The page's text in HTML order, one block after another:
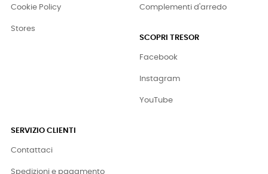
Cookie Policy
Stores
Complementi d'arredo
SCOPRI TRESOR
Facebook
Instagram
YouTube
SERVIZIO CLIENTI
Contattaci
Spedizioni e pagamento